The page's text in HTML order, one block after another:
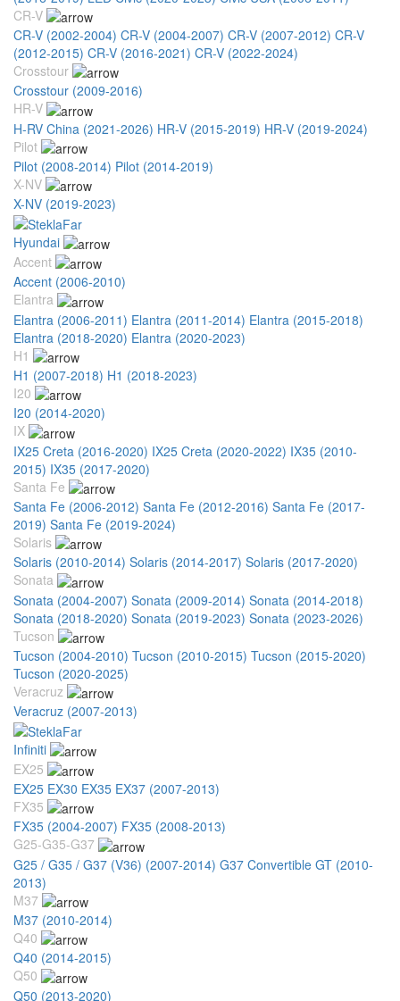
CR-V
CR-V (2002-2004) CR-V (2004-2007) CR-V (2007-2012) CR-V
(2012-2015) CR-V (2016-2021) CR-V (2022-2024)
Crosstour
Crosstour (2009-2016)
HR-V
H-RV China (2021-2026) HR-V (2015-2019) HR-V (2019-2024)
Pilot
Pilot (2008-2014) Pilot (2014-2019)
X-NV
X-NV (2019-2023)
Hyundai
Accent
Accent (2006-2010)
Elantra
Elantra (2006-2011) Elantra (2011-2014) Elantra (2015-2018)
Elantra (2018-2020) Elantra (2020-2023)
H1
H1 (2007-2018) H1 (2018-2023)
I20
I20 (2014-2020)
IX
IX25 Creta (2016-2020) IX25 Creta (2020-2022) IX35 (2010-
2015) IX35 (2017-2020)
Santa Fe
Santa Fe (2006-2012) Santa Fe (2012-2016) Santa Fe (2017-
2019) Santa Fe (2019-2024)
Solaris
Solaris (2010-2014) Solaris (2014-2017) Solaris (2017-2020)
Sonata
Sonata (2004-2007) Sonata (2009-2014) Sonata (2014-2018)
Sonata (2018-2020) Sonata (2019-2023) Sonata (2023-2026)
Tucson
Tucson (2004-2010) Tucson (2010-2015) Tucson (2015-2020)
Tucson (2020-2025)
Veracruz
Veracruz (2007-2013)
Infiniti
EX25
EX25 EX30 EX35 EX37 (2007-2013)
FX35
FX35 (2004-2007) FX35 (2008-2013)
G25-G35-G37
G25 / G35 / G37 (V36) (2007-2014) G37 Convertible GT (2010-
2013)
M37
M37 (2010-2014)
Q40
Q40 (2014-2015)
Q50
Q50 (2013-2020)